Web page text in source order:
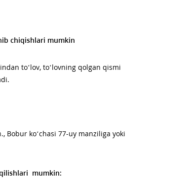
chiqishlari mumkin
to‘lov, to‘lovning qolgan qismi
ko‘chasi 77-uy manziliga yoki
mumkin: